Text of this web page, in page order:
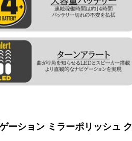
ション ミラーポリッシュ ク